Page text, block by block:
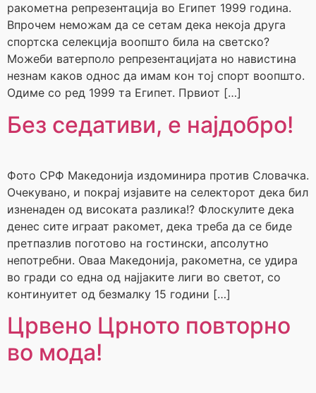
ракометна репрезентација во Египет 1999 година.
Впрочем неможам да се сетам дека некоја друга
спортска селекција воопшто била на светско?
Можеби ватерполо репрезентацијата но навистина
незнам каков однос да имам кон тој спорт воопшто.
Одиме со ред 1999 та Египет. Првиот […]
Без седативи, е најдобро!
Фото СРФ Македонија издоминира против Словачка.
Очекувано, и покрај изјавите на селекторот дека бил
изненаден од високата разлика!? Флоскулите дека
денес сите играат ракомет, дека треба да се биде
претпазлив поготово на гостински, апсолутно
непотребни. Оваа Македонија, ракометна, се удира
во гради со една од најјаките лиги во светот, со
континуитет од безмалку 15 години […]
Црвено Црното повторно
во мода!